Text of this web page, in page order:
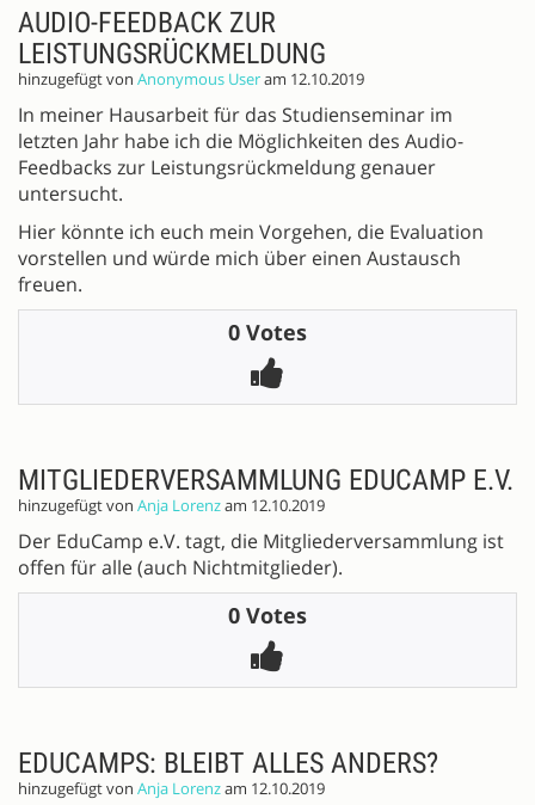
AUDIO-FEEDBACK ZUR
LEISTUNGSRÜCKMELDUNG
hinzugefügt von Anonymous Useram 12.10.2019
In meiner Hausarbeit für das Studienseminar im
letzten Jahr habe ich die Möglichkeiten des Audio-
Feedbacks zur Leistungsrückmeldung genauer
untersucht.
Hier könnte ich euch mein Vorgehen, die Evaluation
vorstellen und würde mich über einen Austausch
freuen.
0 Votes
MITGLIEDERVERSAMMLUNG EDUCAMP E.V.
hinzugefügt von Anja Lorenzam 12.10.2019
Der EduCamp e.V. tagt, die Mitgliederversammlung ist
offen für alle (auch Nichtmitglieder).
0 Votes
EDUCAMPS: BLEIBT ALLES ANDERS?
hinzugefügt von Anja Lorenzam 12.10.2019